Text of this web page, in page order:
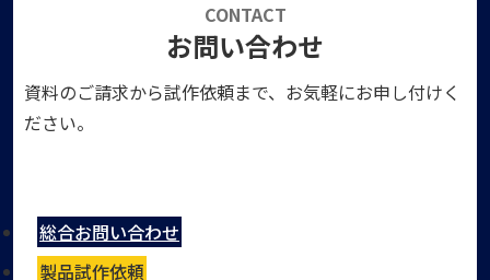
CONTACT
お問い合わせ
資料のご請求から試作依頼まで、お気軽にお申し付けく
ださい。
総合お問い合わせ
製品試作依頼